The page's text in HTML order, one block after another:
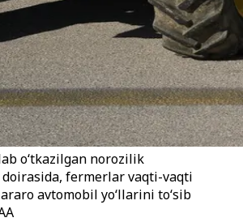
oʻtkazilgan norozilik
fermerlar vaqti-vaqti
avtomobil yoʻllarini toʻsib